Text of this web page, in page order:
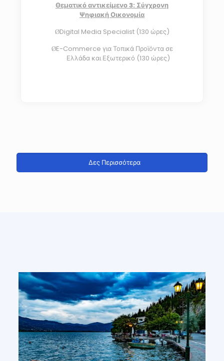
Θεματικό αντικείμενο 3: Σύγχρονη
Ψηφιακή Οικονομία
ØDigital Media Specialist (130 ώρες)
ØE-Commerce για Τοπικά Προϊόντα σε
Ελλάδα και Εξωτερικό (130 ώρες)
Δες Περισσότερα